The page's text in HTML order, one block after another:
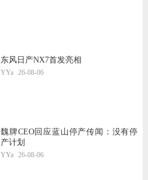
东风日产NX7首发亮相
YYa 26-08-06
魏牌CEO回应蓝山停产传闻：没有停
产计划
YYa 26-08-06